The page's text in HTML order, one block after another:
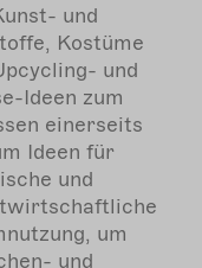
und
Kostüme
und
Ideen zum
einerseits
Ideen für
und
um
und